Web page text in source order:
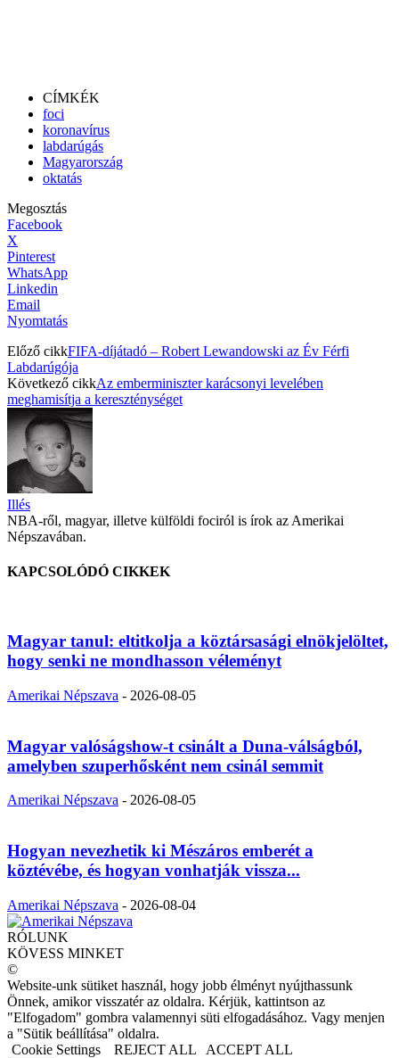
CÍMKÉK
foci
koronavírus
labdarúgás
Magyarország
oktatás
Megosztás
Facebook
X
Pinterest
WhatsApp
Linkedin
Email
Nyomtatás
Előző cikkFIFA-díjátadó – Robert Lewandowski az Év Férfi
Labdarúgója
Következő cikkAz emberminiszter karácsonyi levelében
meghamisítja a kereszténységet
Illés
NBA-ről, magyar, illetve külföldi fociról is írok az Amerikai
Népszavában.
KAPCSOLÓDÓ CIKKEK
Magyar tanul: eltitkolja a köztársasági elnökjelöltet,
hogy senki ne mondhasson véleményt
Amerikai Népszava - 2026-08-05
Magyar valóságshow-t csinált a Duna-válságból,
amelyben szuperhősként nem csinál semmit
Amerikai Népszava - 2026-08-05
Hogyan nevezhetik ki Mészáros emberét a
köztévébe, és hogyan vonhatják vissza...
Amerikai Népszava - 2026-08-04
RÓLUNK
KÖVESS MINKET
©
Website-unk sütiket használ, hogy jobb élményt nyújthassunk
Önnek, amikor visszatér az oldalra. Kérjük, kattintson az
"Elfogadom" gombra valamennyi süti elfogadásához. Vagy menjen
a "Sütik beállítása" oldalra.
Cookie Settings
REJECT ALL ACCEPT ALL